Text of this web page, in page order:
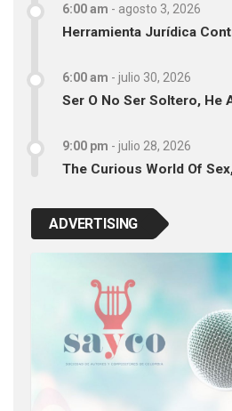
6:00 am - agosto 3, 2026
Herramienta Jurídica
6:00 am - julio 30, 2026
Ser O No Ser Soltero, He
9:00 pm - julio 28, 2026
The Curious World Of
ADVERTISING